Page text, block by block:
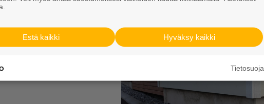
sekä kevyen
liimaamalla
Reunakivisarjaan on
ja kulmakivien
Hyväksy kaikki
Estä kaikki
Tietosuoja